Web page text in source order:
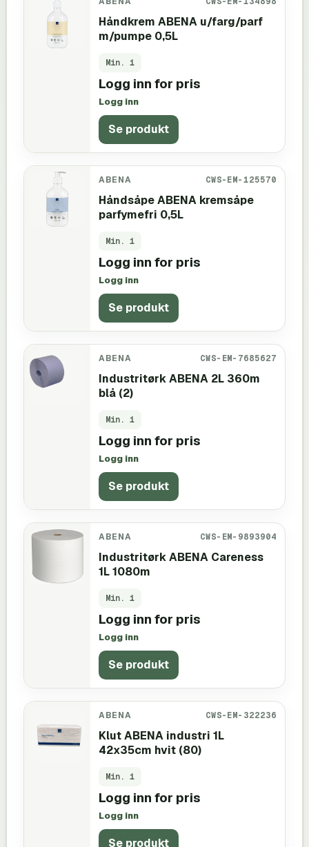
Håndkrem ABENA u/farg/parf
m/pumpe 0,5L
Min. 1
Logg inn for pris
Logg inn
Se produkt
ABENA CWS-EM-125570
Håndsåpe ABENA kremsåpe
parfymefri 0,5L
Min. 1
Logg inn for pris
Logg inn
Se produkt
ABENA CWS-EM-7685627
Industritørk ABENA 2L 360m
blå (2)
Min. 1
Logg inn for pris
Logg inn
Se produkt
ABENA CWS-EM-9893904
Industritørk ABENA Careness
1L 1080m
Min. 1
Logg inn for pris
Logg inn
Se produkt
ABENA CWS-EM-322236
Klut ABENA industri 1L
42x35cm hvit (80)
Min. 1
Logg inn for pris
Logg inn
Se produkt